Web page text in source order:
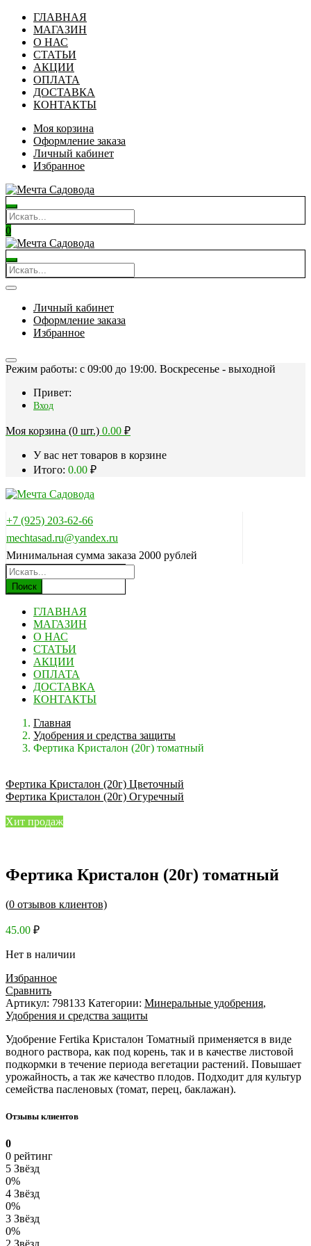
ГЛАВНАЯ
МАГАЗИН
О НАС
СТАТЬИ
АКЦИИ
ОПЛАТА
ДОСТАВКА
КОНТАКТЫ
Моя корзина
Оформление заказа
Личный кабинет
Избранное
0
Личный кабинет
Оформление заказа
Избранное
Режим работы: c 09:00 до 19:00. Воскресенье - выходной
Привет:
Вход
Моя корзина (0 шт.) 0.00 ₽
У вас нет товаров в корзине
Итого: 0.00 ₽
+7 (925) 203-62-66
mechtasad.ru@yandex.ru
Минимальная сумма заказа 2000 рублей
Поиск
ГЛАВНАЯ
МАГАЗИН
О НАС
СТАТЬИ
АКЦИИ
ОПЛАТА
ДОСТАВКА
КОНТАКТЫ
Главная
Удобрения и средства защиты
Фертика Кристалон (20г) томатный
Фертика Кристалон (20г) Цветочный
Фертика Кристалон (20г) Огуречный
Хит продаж
Фертика Кристалон (20г) томатный
(0 отзывов клиентов)
45.00 ₽
Нет в наличии
Избранное
Сравнить
Артикул: 798133 Категории: Минеральные удобрения,
Удобрения и средства защиты
Удобрение Fertika Кристалон Томатный применяется в виде
водного раствора, как под корень, так и в качестве листовой
подкормки в течение периода вегетации растений. Повышает
урожайность, а так же качество плодов. Подходит для культур
семейства пасленовых (томат, перец, баклажан).
Отзывы клиентов
0
0 рейтинг
5 Звёзд
0%
4 Звёзд
0%
3 Звёзд
0%